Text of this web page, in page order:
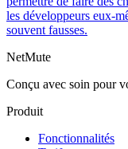
les développeurs eux-
souvent fausses.
NetMute
Conçu avec soin pour
Produit
Fonctionnalités